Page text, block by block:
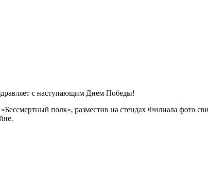
с наступающим Днем Победы!
полк», разместив на стендах Филиала фото